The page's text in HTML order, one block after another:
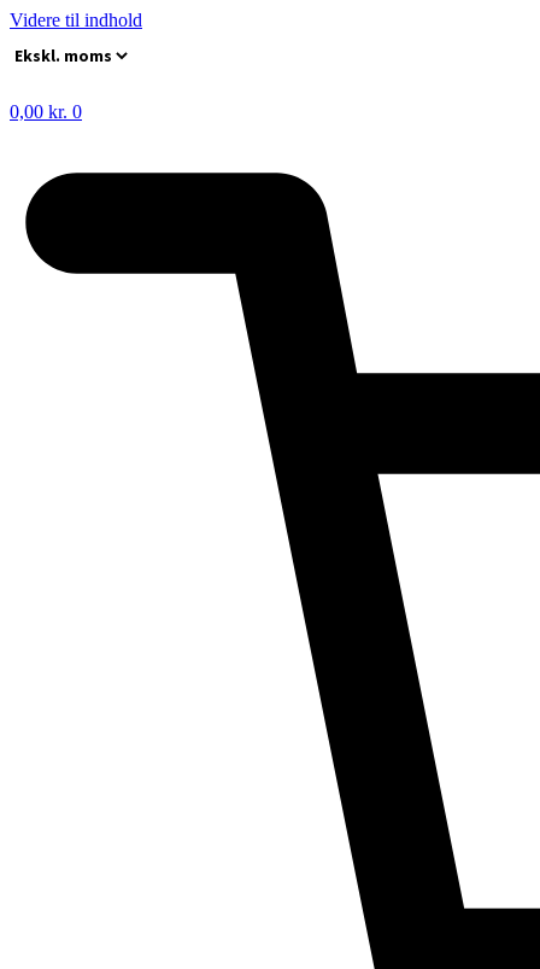
Videre til indhold
0,00 kr. 0